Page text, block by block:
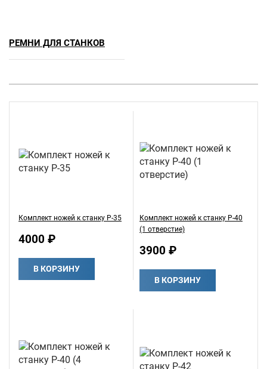
РЕМНИ ДЛЯ СТАНКОВ
Комплект ножей к станку Р-35
4000 ₽
В КОРЗИНУ
Комплект ножей к станку Р-40
(1 отверстие)
3900 ₽
В КОРЗИНУ